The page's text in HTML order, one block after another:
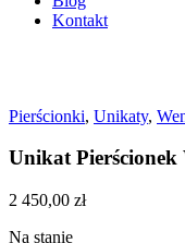
Kontakt
Pierścionki, Unikaty,
Unikat
2 450,00 zł
Na stanie